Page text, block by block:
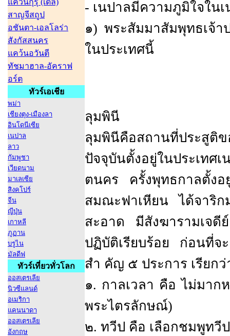
แคว้นกุรุ (เดลี)
สาญจีสถูป
อชันตา-เอลโลร่า
สังกัสสนคร
แคว้นอวันตี
ทัชมาฮาล-อัคราฟ
อร์ต
ทัวร์เอเชีย
พม่า
เชียงตุง-เมืองลา
อินโดนีเซีย
เนปาล
ลาว
กัมพูชา
เวียดนาม
มาเลเซีย
สิงคโปร์
จีน
ญีปุ่น
เกาหลี
ภูฏาน
บรูไน
มัลดีฟ
ทัวร์เที่ยวทั่วโลก
ออสเตรเลีย
นิวซีแลนด์
อเมริกา
แคนนาดา
ออสเตรเลีย
อังกฤษ
- เนปาลมีความภูมิใจใน
๑) พระสัมมาสัมพุทธเจ้
ในประเทศนี้
ลุมพินี
ลุมพินีคือสถานที่ประสู
ปัจจุบันตั้งอยู่ในประเทศ
ตนคร ครั้งพุทธกาลตั้ง
สมณะฟาเหียน ได้จา
สะอาด มีสังฆารามเจดี
ปฏิบัติเรียบร้อย ก่อนที่จ
สำ คัญ ๕ ประการ เรียก
๑. กาลเวลา คือ ไม่มาก
พระไตรลักษณ์)
๒. ทวีป คือ เลือกชมพูทวีป